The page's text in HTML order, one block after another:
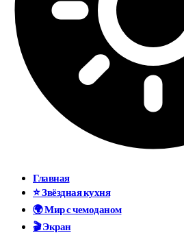
Главная
⭐ Звёздная кухня
🌍 Мир с чемоданом
🎬 Экран